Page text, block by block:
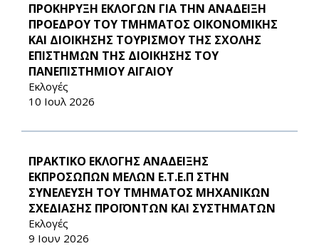
ΠΡΟΚΗΡΥΞΗ ΕΚΛΟΓΩΝ ΓΙΑ ΤΗΝ ΑΝΑΔΕΙΞΗ
ΠΡΟΕΔΡΟΥ ΤΟΥ ΤΜΗΜΑΤΟΣ ΟΙΚΟΝΟΜΙΚΗΣ
ΚΑΙ ΔΙΟΙΚΗΣΗΣ ΤΟΥΡΙΣΜΟΥ ΤΗΣ ΣΧΟΛΗΣ
ΕΠΙΣΤΗΜΩΝ ΤΗΣ ΔΙΟΙΚΗΣΗΣ ΤΟΥ
ΠΑΝΕΠΙΣΤΗΜΙΟΥ ΑΙΓΑΙΟΥ
Εκλογές
10 Ιουλ 2026
ΠΡΑΚΤΙΚΟ ΕΚΛΟΓΗΣ ΑΝΑΔΕΙΞΗΣ
ΕΚΠΡΟΣΩΠΩΝ ΜΕΛΩΝ Ε.Τ.Ε.Π ΣΤΗΝ
ΣΥΝΕΛΕΥΣΗ ΤΟΥ ΤΜΗΜΑΤΟΣ ΜΗΧΑΝΙΚΩΝ
ΣΧΕΔΙΑΣΗΣ ΠΡΟΪΟΝΤΩΝ ΚΑΙ ΣΥΣΤΗΜΑΤΩΝ
Εκλογές
9 Ιουν 2026